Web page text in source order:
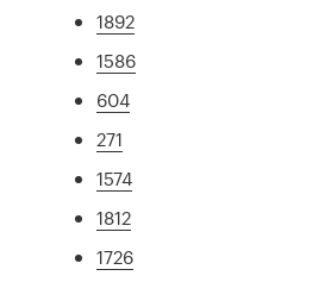
1892
1586
604
271
1574
1812
1726